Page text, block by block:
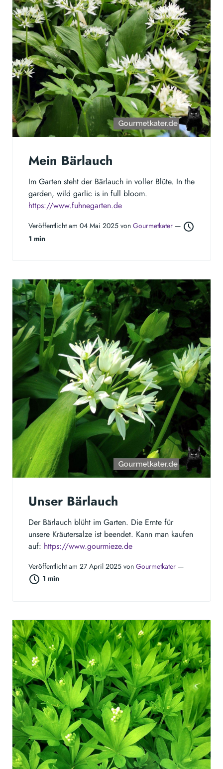
Mein Bärlauch
Im Garten steht der Bärlauch in voller Blüte. In the
garden, wild garlic is in full bloom.
https://www.fuhnegarten.de
Veröffentlicht am 04 Mai 2025 von Gourmetkater —
1 min
Unser Bärlauch
Der Bärlauch blüht im Garten. Die Ernte für
unsere Kräutersalze ist beendet. Kann man kaufen
auf: https://www.gourmieze.de
Veröffentlicht am 27 April 2025 von Gourmetkater —
1 min